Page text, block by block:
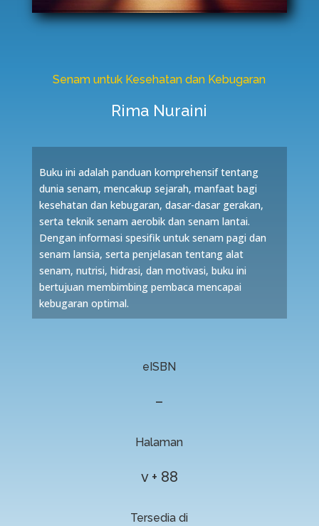
Senam untuk Kesehatan dan Kebugaran
Rima Nuraini
Buku ini adalah panduan komprehensif tentang
dunia senam, mencakup sejarah, manfaat bagi
kesehatan dan kebugaran, dasar-dasar gerakan,
serta teknik senam aerobik dan senam lantai.
Dengan informasi spesifik untuk senam pagi dan
senam lansia, serta penjelasan tentang alat
senam, nutrisi, hidrasi, dan motivasi, buku ini
bertujuan membimbing pembaca mencapai
kebugaran optimal.
eISBN
–
Halaman
v + 88
Tersedia di